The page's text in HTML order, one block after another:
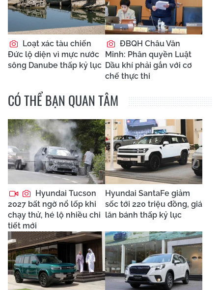
Loạt xác tàu chiến
Đức lộ diện vì mực nước
sông Danube thấp kỷ lục
ĐBQH Châu Văn
Minh: Phân quyền Luật
Dầu khí phải gắn với cơ
chế thực thi
CÓ THỂ BẠN QUAN TÂM
Hyundai Tucson
2027 bất ngờ nổ lốp khi
chạy thử, hé lộ nhiều chi
tiết mới
Hyundai SantaFe giảm
sốc tới 220 triệu đồng, giá
lăn bánh thấp kỷ lục